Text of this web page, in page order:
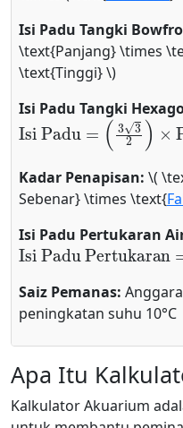
Isi Padu Tangki
\text{Panjang} \times
\text{Tinggi} \)
Isi Padu Tangki
Isi Padu=(332)×
Kadar Penapisan: \(
Sebenar} \times \text{
Isi Padu Pertukaran
Isi Padu Pertukaran
Saiz Pemanas:
peningkatan suhu 10°C
Apa Itu
Kalkulator Akuarium